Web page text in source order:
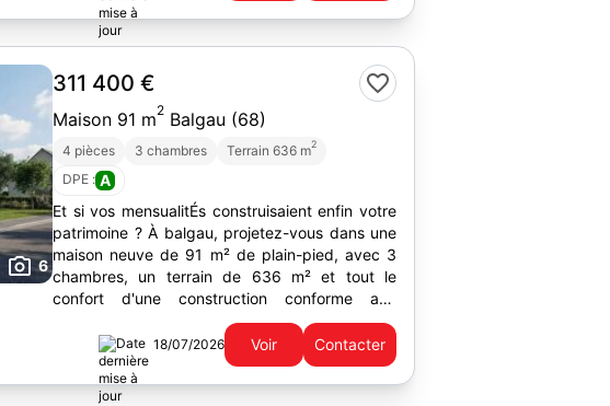
6
311 400 €
Maison 91 m2 Balgau (68)
4 pièces 3 chambres Terrain 636 m2
DPE : A
Et si vos mensualitÉs construisaient enfin votre
patrimoine ? À balgau, projetez-vous dans une
maison neuve de 91 m² de plain-pied, avec 3
chambres, un terrain de 636 m² et tout le
confort d'une construction conforme aux
18/07/2026 Voir Contacter